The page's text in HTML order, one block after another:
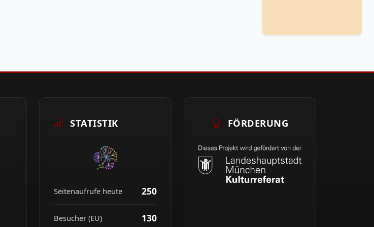
STATISTIK
Seitenaufrufe heute 250
Besucher (EU) 130
FÖRDERUNG